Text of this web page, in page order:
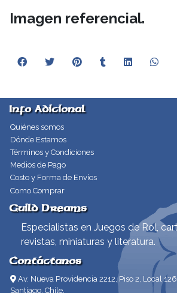
Imagen referencial.
Info Adicional
Quiénes somos
Dónde Estamos
Términos y Condiciones
Medios de Pago
Costo y Forma de Envíos
Como Comprar
Guild Dreams
Especialistas en Juegos de Rol,
revistas, miniaturas y literatura.
Contáctanos
Av. Nueva Providencia 2212, Piso 2, Local
Santiago, Chile.